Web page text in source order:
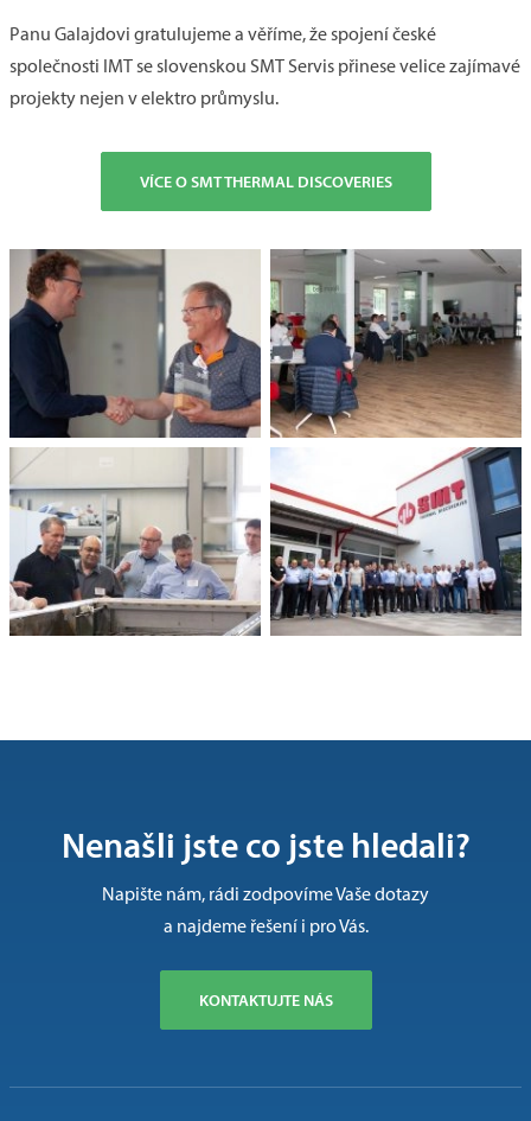
Panu Galajdovi gratulujeme a věříme, že spojení české
společnosti IMT se slovenskou SMT Servis přinese velice zajímavé
projekty nejen v elektro průmyslu.
VÍCE O SMT THERMAL DISCOVERIES
Nenašli jste co jste hledali?
Napište nám, rádi zodpovíme Vaše dotazy
a najdeme řešení i pro Vás.
KONTAKTUJTE NÁS